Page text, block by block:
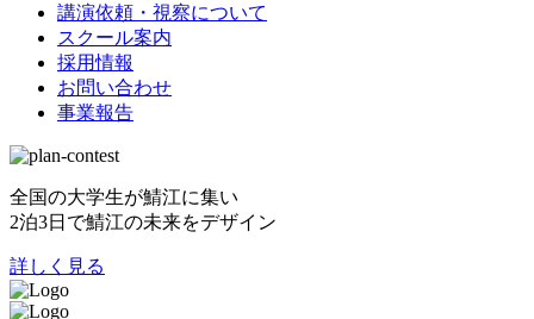
講演依頼・視察について
スクール案内
採用情報
お問い合わせ
事業報告
全国の大学生が鯖江に集い
2泊3日で鯖江の未来をデザイン
詳しく見る